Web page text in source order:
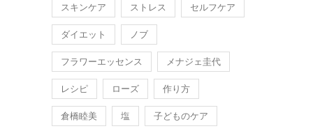
スキンケア ストレス セルフケア
ダイエット ノブ
フラワーエッセンス メナジェ圭代
レシピ ローズ 作り方
倉橋睦美 塩 子どものケア